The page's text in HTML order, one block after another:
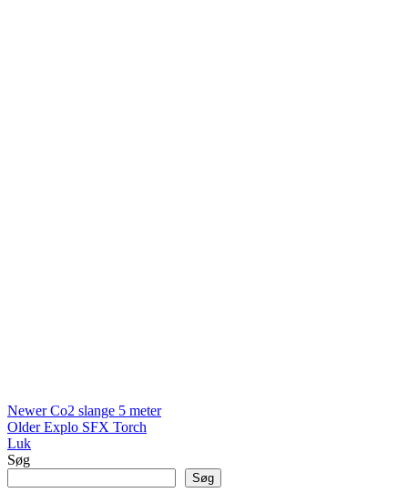
Newer Co2 slange 5 meter
Older Explo SFX Torch
Luk
Søg
Søg